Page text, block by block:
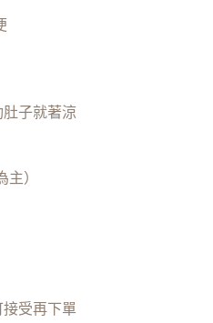
子就著涼
）
受再下單